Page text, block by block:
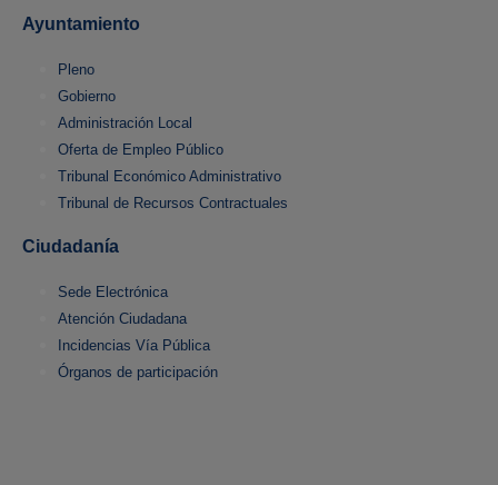
Ayuntamiento
Pleno
Gobierno
Administración Local
Oferta de Empleo Público
Tribunal Económico Administrativo
Tribunal de Recursos Contractuales
Ciudadanía
Sede Electrónica
Atención Ciudadana
Incidencias Vía Pública
Órganos de participación